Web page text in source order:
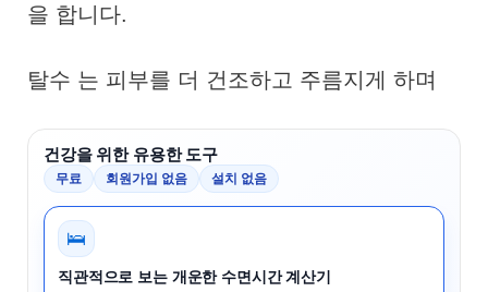
을 합니다.
탈수 는 피부를 더 건조하고 주름지게 하며
건강을 위한 유용한 도구
무료 회원가입 없음 설치 없음
🛌
직관적으로 보는 개운한 수면시간 계산기